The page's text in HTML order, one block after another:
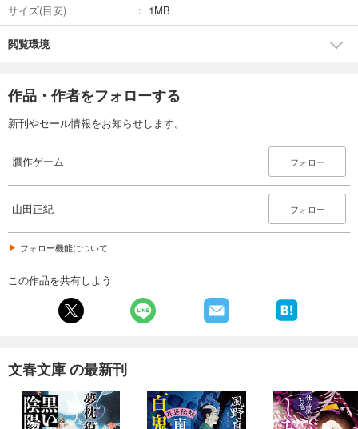
サイズ(目安)
1MB
閲覧環境
作品・作者をフォローする
新刊やセール情報をお知らせします。
贋作ゲーム フォロー
山田正紀 フォロー
フォロー機能について
この作品を共有しよう
文春文庫 の最新刊